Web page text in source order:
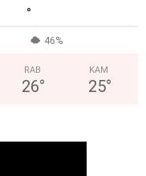
°
46%
RAB
26°
KAM
25°